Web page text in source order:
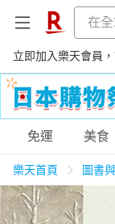
立即加入樂天會員
購物網分類
天天免運
免運 美食
樂天首頁 圖書